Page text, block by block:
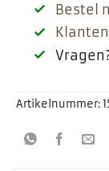
Bestel
Artikelnummer: